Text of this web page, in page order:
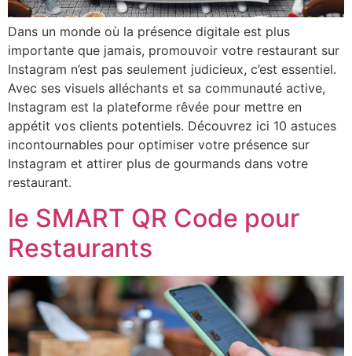
Dans un monde où la présence digitale est plus
importante que jamais, promouvoir votre restaurant sur
Instagram n’est pas seulement judicieux, c’est essentiel.
Avec ses visuels alléchants et sa communauté active,
Instagram est la plateforme rêvée pour mettre en
appétit vos clients potentiels. Découvrez ici 10 astuces
incontournables pour optimiser votre présence sur
Instagram et attirer plus de gourmands dans votre
restaurant.
le SMART QR Code pour
Restaurants